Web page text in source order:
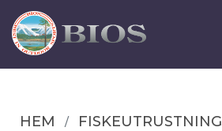
HEM FISKEUTRUSTNING